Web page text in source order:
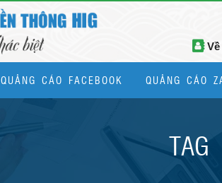
QUẢNG CÁO FACEBOOK QUẢNG CÁO
TAG